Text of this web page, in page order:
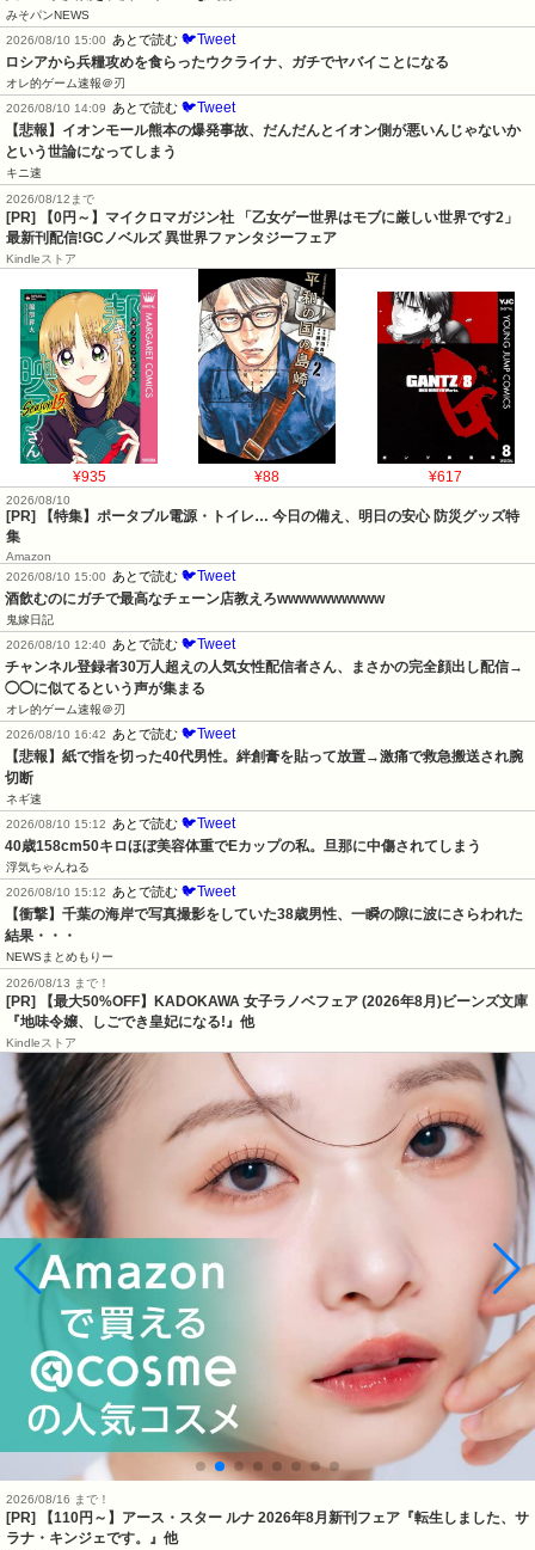
みそパンNEWS
2026/08/10 15:00
あとで読む 🐦Tweet
ロシアから兵糧攻めを食らったウクライナ、ガチでヤバイことになる
オレ的ゲーム速報＠刃
2026/08/10 14:09
あとで読む 🐦Tweet
【悲報】イオンモール熊本の爆発事故、だんだんとイオン側が悪いんじゃないか
という世論になってしまう
キニ速
2026/08/12まで
[PR] 【0円～】マイクロマガジン社 「乙女ゲー世界はモブに厳しい世界です2」
最新刊配信!GCノベルズ 異世界ファンタジーフェア
Kindleストア
¥935 ¥88 ¥617
2026/08/10
[PR] 【特集】ポータブル電源・トイレ… 今日の備え、明日の安心 防災グッズ特
集
Amazon
2026/08/10 15:00
あとで読む 🐦Tweet
酒飲むのにガチで最高なチェーン店教えろwwwwwwwwww
鬼嫁日記
2026/08/10 12:40
あとで読む 🐦Tweet
チャンネル登録者30万人超えの人気女性配信者さん、まさかの完全顔出し配信→
◯◯に似てるという声が集まる
オレ的ゲーム速報＠刃
2026/08/10 16:42
あとで読む 🐦Tweet
【悲報】紙で指を切った40代男性。絆創膏を貼って放置→激痛で救急搬送され腕
切断
ネギ速
2026/08/10 15:12
あとで読む 🐦Tweet
40歳158cm50キロほぼ美容体重でEカップの私。旦那に中傷されてしまう
浮気ちゃんねる
2026/08/10 15:12
あとで読む 🐦Tweet
【衝撃】千葉の海岸で写真撮影をしていた38歳男性、一瞬の隙に波にさらわれた
結果・・・
NEWSまとめもりー
2026/08/13 まで！
[PR] 【最大50%OFF】KADOKAWA 女子ラノベフェア (2026年8月)ビーンズ文庫
『地味令嬢、しごでき皇妃になる!』他
Kindleストア
2026/08/16 まで！
[PR] 【110円～】アース・スター ルナ 2026年8月新刊フェア『転生しました、サ
ラナ・キンジェです。』他